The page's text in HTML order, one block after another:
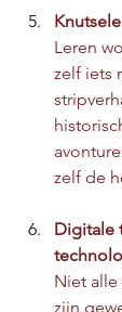
Leren
zelf iets
zelf de
Digitale
Niet alle
zijn